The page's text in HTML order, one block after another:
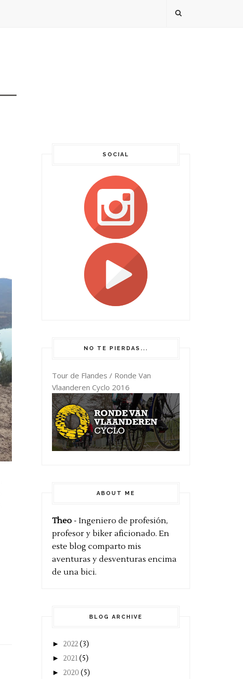
SOCIAL
NO TE PIERDAS...
Tour de Flandes / Ronde Van
Vlaanderen Cyclo 2016
ABOUT ME
Theo - Ingeniero de profesión,
profesor y biker aficionado. En
este blog comparto mis
aventuras y desventuras encima
de una bici.
BLOG ARCHIVE
► 2022(3)
► 2021(5)
► 2020 (5)